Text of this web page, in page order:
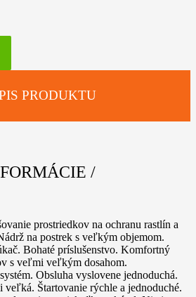
PRODUKTU
/
prostriedkov na ochranu rastlín a
na postrek s veľkým objemom.
Bohaté príslušenstvo. Komfortný
s veľmi veľkým dosahom.
Obsluha vyslovene jednoduchá.
Štartovanie rýchle a jednoduché.